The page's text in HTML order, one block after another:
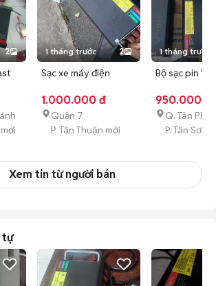
2 1 tháng trước 2
Sạc xe máy điện
Xài Còn OK
1.000.000 đ
Quận 7
P. Tân Thuận mới
1 tháng trước
Bộ sạc pin
dụng
950.000 đ
Q. Tân Phú
P. Tân Sơn
Xem tin từ người bán
tự